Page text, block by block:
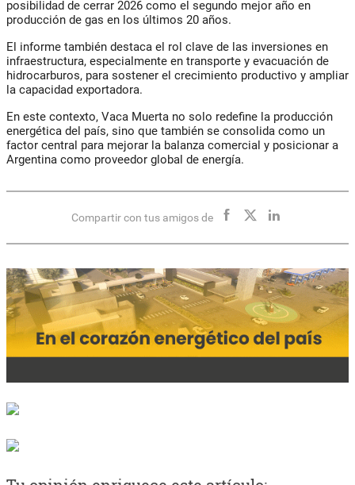
posibilidad de cerrar 2026 como el segundo mejor año en
producción de gas en los últimos 20 años.
El informe también destaca el rol clave de las inversiones en
infraestructura, especialmente en transporte y evacuación de
hidrocarburos, para sostener el crecimiento productivo y ampliar
la capacidad exportadora.
En este contexto, Vaca Muerta no solo redefine la producción
energética del país, sino que también se consolida como un
factor central para mejorar la balanza comercial y posicionar a
Argentina como proveedor global de energía.
Compartir con tus amigos de